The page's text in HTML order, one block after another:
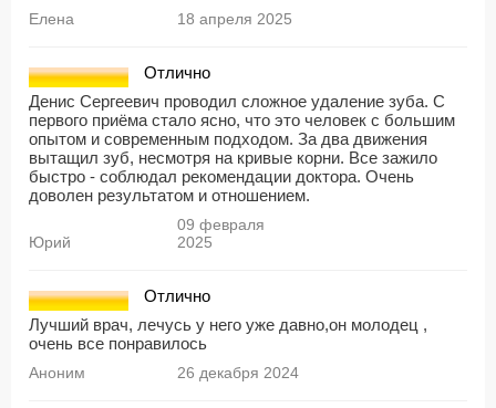
Елена 18 апреля 2025
Отлично
Денис Сергеевич проводил сложное удаление зуба. С
первого приёма стало ясно, что это человек с большим
опытом и современным подходом. За два движения
вытащил зуб, несмотря на кривые корни. Все зажило
быстро - соблюдал рекомендации доктора. Очень
доволен результатом и отношением.
Юрий
09 февраля
2025
Отлично
Лучший врач, лечусь у него уже давно,он молодец ,
очень все понравилось
Аноним 26 декабря 2024